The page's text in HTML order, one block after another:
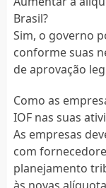
Brasil?
Sim, o governo
conforme suas
de aprovação
Como as
IOF nas suas
As empresas
com
planejamento